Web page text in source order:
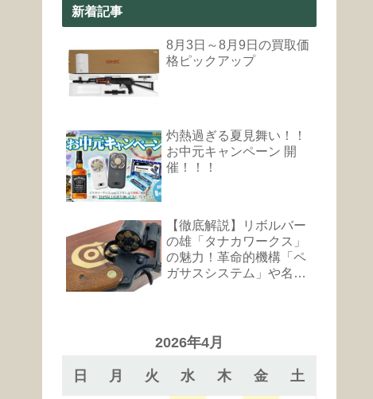
新着記事
8月3日～8月9日の買取価
格ピックアップ
灼熱過ぎる夏見舞い！！
お中元キャンペーン 開
催！！！
【徹底解説】リボルバー
の雄「タナカワークス」
の魅力！革命的機構「ペ
ガサスシステム」や名銃
2026年4月
日 月 火 水 木 金 土